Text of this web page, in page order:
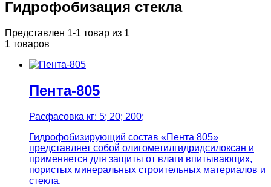
Гидрофобизация стекла
Представлен 1-1 товар из 1
1 товаров
Пента-805
Расфасовка кг: 5; 20; 200;
Гидрофобизирующий состав «Пента 805»
представляет собой олигометилгидридсилоксан и
применяется для защиты от влаги впитывающих,
пористых минеральных строительных материалов и
стекла.